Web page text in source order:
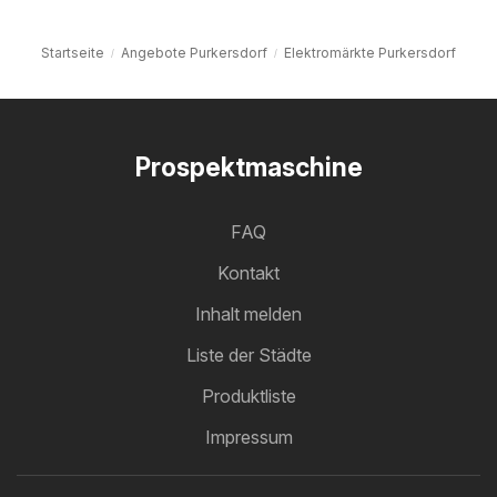
Startseite Angebote Purkersdorf Elektromärkte Purkersdorf
Prospektmaschine
FAQ
Kontakt
Inhalt melden
Liste der Städte
Produktliste
Impressum